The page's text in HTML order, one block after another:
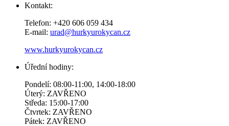
Kontakt:
Telefon: +420 606 059 434
E-mail: urad@hurkyurokycan.cz
www.hurkyurokycan.cz
Úřední hodiny:
Pondelí: 08:00-11:00, 14:00-18:00
Úterý: ZAVŘENO
Středa: 15:00-17:00
Čtvrtek: ZAVŘENO
Pátek: ZAVŘENO